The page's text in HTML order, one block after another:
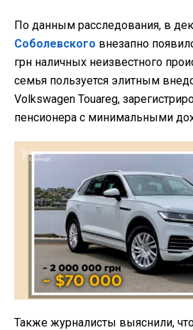
По данным расследования, в
Соболевского внезапно
грн наличных неизвестного
семья пользуется элитным
Volkswagen Touareg,
пенсионера с минимальными
Также журналисты выяснили,